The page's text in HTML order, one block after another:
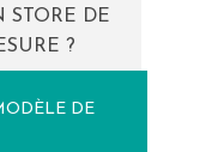
STORE DE
?
DE